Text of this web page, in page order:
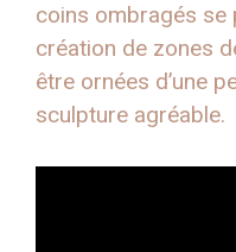
coins ombragés se
création de zones
être ornées d’une
sculpture agréable.